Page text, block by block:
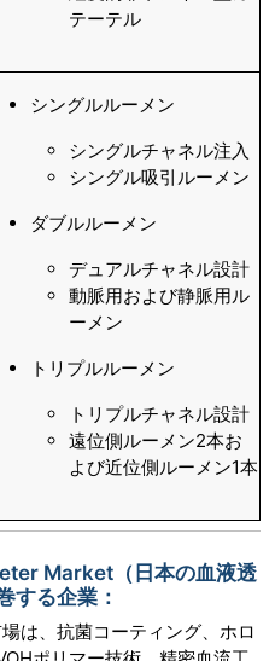
テーテル
シングルルーメン
シングルチャネル注入
シングル吸引ルーメン
ダブルルーメン
デュアルチャネル設計
動脈用および静脈用ル
ーメン
トリプルルーメン
トリプルチャネル設計
遠位側ルーメン2本お
よび近位側ルーメン1本
Market（日本の血液透
する企業：
は、抗菌コーティング、ホロ